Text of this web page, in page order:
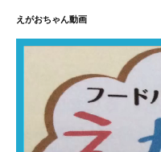
えがおちゃん動画
動